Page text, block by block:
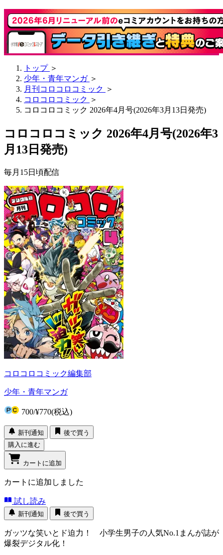
トップ ＞
少年・青年マンガ ＞
月刊コロコロコミック ＞
コロコロコミック ＞
コロコロコミック 2026年4月号(2026年3月13日発売)
コロコロコミック 2026年4月号(2026年3
月13日発売)
毎月15日頃配信
コロコロコミック編集部
少年・青年マンガ
700/¥770(税込)
新刊通知
後で買う
購入に進む
カートに追加
カートに追加しました
試し読み
新刊通知 後で買う
ガッツな笑いとド迫力！ 小学生男子の人気No.1まんが誌が
爆裂デジタル化！